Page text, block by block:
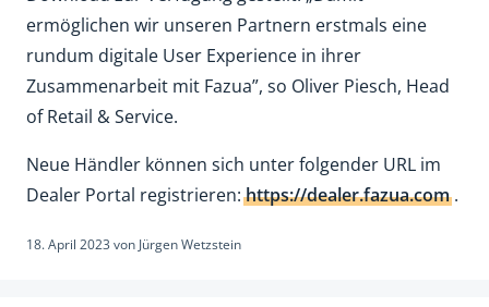
ermöglichen wir unseren Partnern erstmals eine
rundum digitale User Experience in ihrer
Zusammenarbeit mit Fazua”, so Oliver Piesch, Head
of Retail & Service.
Neue Händler können sich unter folgender URL im
Dealer Portal registrieren:https://dealer.fazua.com.
18. April 2023 von Jürgen Wetzstein